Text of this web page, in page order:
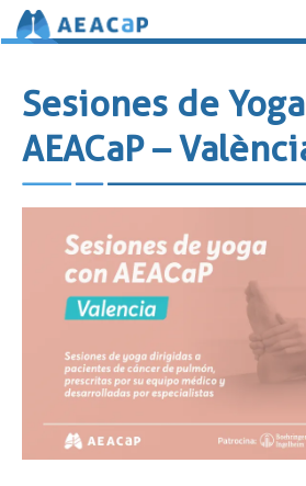
al
contenido
Sesiones de
AEACaP –